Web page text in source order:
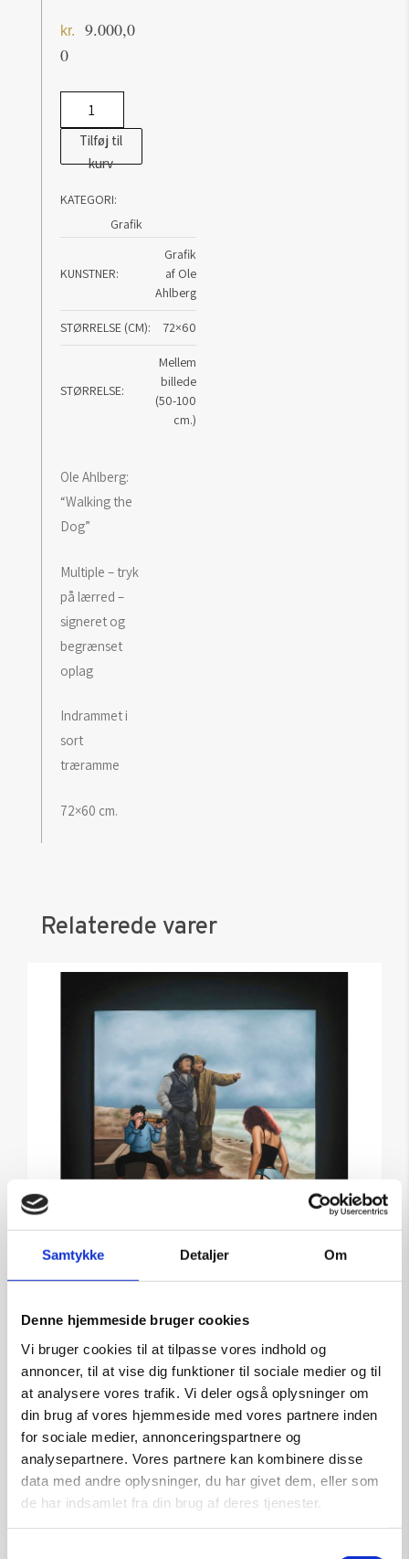
Samtykke Detaljer Om
Denne hjemmeside bruger cookies
Vi bruger cookies til at tilpasse vores indhold og
annoncer, til at vise dig funktioner til sociale medier og til
at analysere vores trafik. Vi deler også oplysninger om
din brug af vores hjemmeside med vores partnere inden
for sociale medier, annonceringspartnere og
analysepartnere. Vores partnere kan kombinere disse
data med andre oplysninger, du har givet dem, eller som
de har indsamlet fra din brug af deres tjenester.
kr.
9.000,0
0
Walking
the
-
antal
Tilføj til
kurv
KATEGORI:
Grafik
KUNSTNER
Grafik
af Ole
Ahlberg
STØRRELSE (CM) 72×60
STØRRELSE
Mellem
billede
(50-100
cm.)
Ole Ahlberg:
“Walking the
Dog”
Multiple – tryk
på lærred –
signeret og
begrænset
oplag
Indrammet i
sort
træramme
72×60 cm.
Relaterede varer
Fisherman – grafik af Ole
Ahlberg
Kunstner: Grafik af Ole Ahlberg
Størrelse: 71×60
kr.6.600,00
Tilføj til kurv